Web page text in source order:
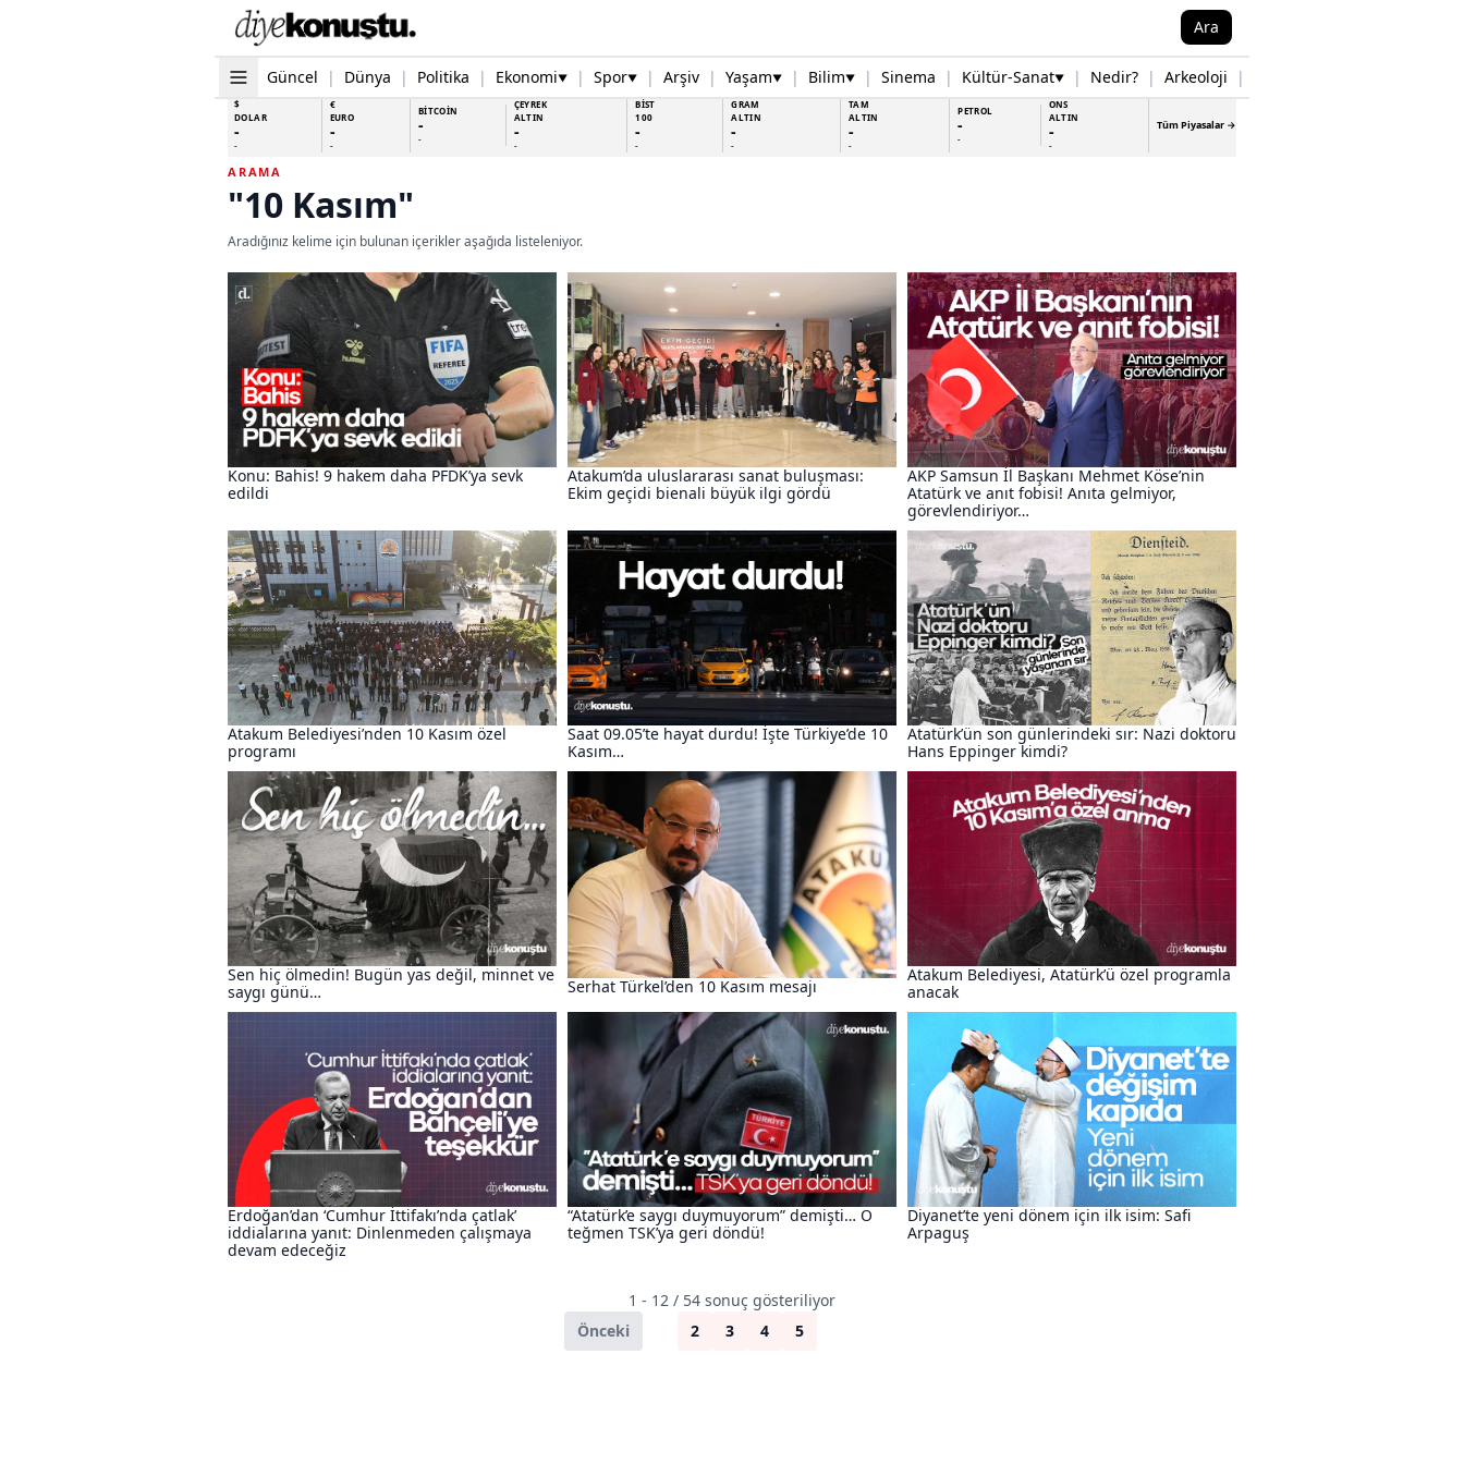
Ara
Güncel | Dünya | Politika | Ekonomi▼ | Spor▼ | Arşiv | Yaşam▼ | Bilim▼ | Sinema | Kültür-Sanat▼ | Nedir? | Arkeoloji |
$
DOLAR
-
-
€
EURO
-
-
BİTCOİN
-
-
ÇEYREK
ALTIN
-
-
BİST
100
-
-
GRAM
ALTIN
-
-
TAM
ALTIN
-
-
PETROL
-
-
ONS
ALTIN
-
-
Tüm Piyasalar →
ARAMA
"10 Kasım"
Aradığınız kelime için bulunan içerikler aşağıda listeleniyor.
Konu: Bahis! 9 hakem daha PFDK’ya sevk
edildi
Atakum’da uluslararası sanat buluşması:
Ekim geçidi bienali büyük ilgi gördü
AKP Samsun İl Başkanı Mehmet Köse’nin
Atatürk ve anıt fobisi! Anıta gelmiyor,
görevlendiriyor…
Atakum Belediyesi’nden 10 Kasım özel
programı
Saat 09.05’te hayat durdu! İşte Türkiye’de 10
Kasım…
Atatürk’ün son günlerindeki sır: Nazi doktoru
Hans Eppinger kimdi?
Sen hiç ölmedin! Bugün yas değil, minnet ve
saygı günü…
Serhat Türkel’den 10 Kasım mesajı
Atakum Belediyesi, Atatürk’ü özel programla
anacak
Erdoğan’dan ‘Cumhur İttifakı’nda çatlak’
iddialarına yanıt: Dinlenmeden çalışmaya
devam edeceğiz
“Atatürk’e saygı duymuyorum” demişti… O
teğmen TSK’ya geri döndü!
Diyanet’te yeni dönem için ilk isim: Safi
Arpaguş
1 - 12 / 54 sonuç gösteriliyor
Önceki
2 3 4 5